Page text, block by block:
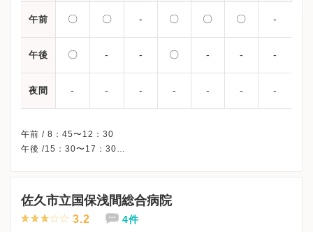
午前 〇 〇 - 〇 〇 〇 -
午後 〇 - - 〇 - - -
夜間 - - - - - - -
午前 / 8：45〜12：30
午後 /15：30〜17：30
※詳細はクリニックHPを確認、または直接お問い合わせくださ
佐久市立国保浅間総合病院
3.2 4件